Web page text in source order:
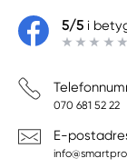
5/5i
070 681 52 22
E-